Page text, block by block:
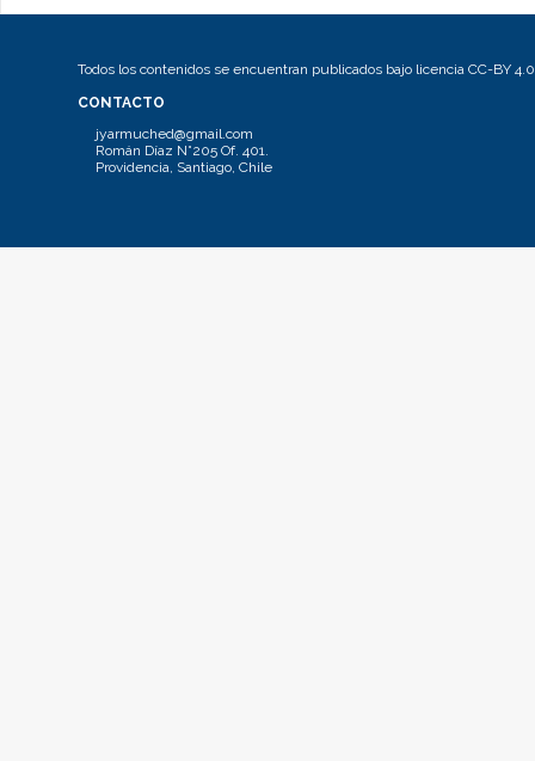
Todos los contenidos se encuentran publicados bajo licencia CC-BY 4.0
CONTACTO
jyarmuched@gmail.com
Román Díaz N°205 Of. 401.
Providencia, Santiago, Chile